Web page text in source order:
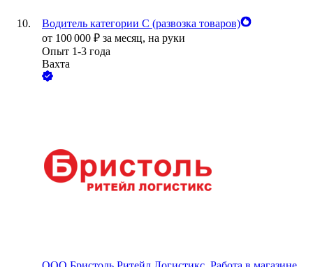
Водитель категории С (развозка товаров)
от 100 000 ₽ за месяц, на руки
Опыт 1-3 года
Вахта